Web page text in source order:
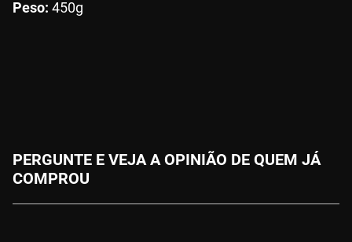
Peso: 450g
PERGUNTE E VEJA A OPINIÃO DE QUEM JÁ
COMPROU